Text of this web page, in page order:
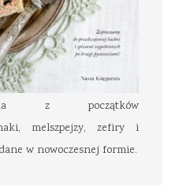
z początków
melszpejzy, zefiry i
w nowoczesnej formie.